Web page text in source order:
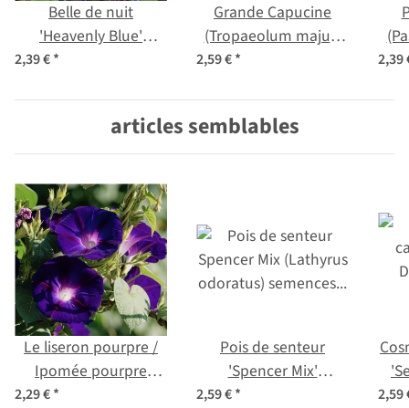
Belle de nuit
'Heavenly Blue'
(Ipomoea tricolor)
2,39 €*
Grande Capucine
(Tropaeolum majus)
Bio semences
2,59 €* 2,39
articles semblables
Le liseron pourpre /
Ipomée pourpre
(Ipomea purpurea)
2,29 €*
Pois de senteur
'Spencer Mix'
(Lathyrus odoratus)
2,59 €* 2,59